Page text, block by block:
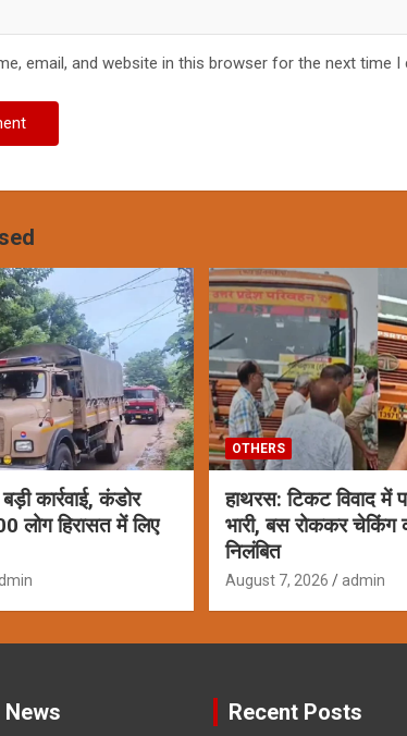
email, and website in this browser for the next time I
कार्रवाई, कंडोर
लोग हिरासत में लिए
OTHERS
हाथरस: टिकट विवाद में
भारी, बस रोककर चेकिंग
निलंबित
August 7, 2026 admin
Recent Posts